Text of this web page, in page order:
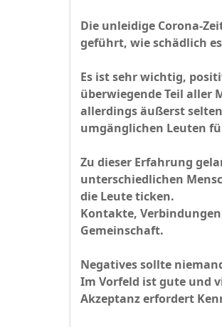
Die unleidige Corona-
geführt, wie schädlich
Es ist sehr wichtig,
überwiegende Teil aller
allerdings äußerst
umgänglichen Leuten
Zu dieser Erfahrung
unterschiedlichen
die Leute ticken.
Kontakte,
Gemeinschaft.
Negatives sollte
Im Vorfeld ist gute und
Akzeptanz erfordert